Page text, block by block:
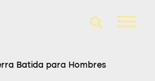
Batida para Hombres